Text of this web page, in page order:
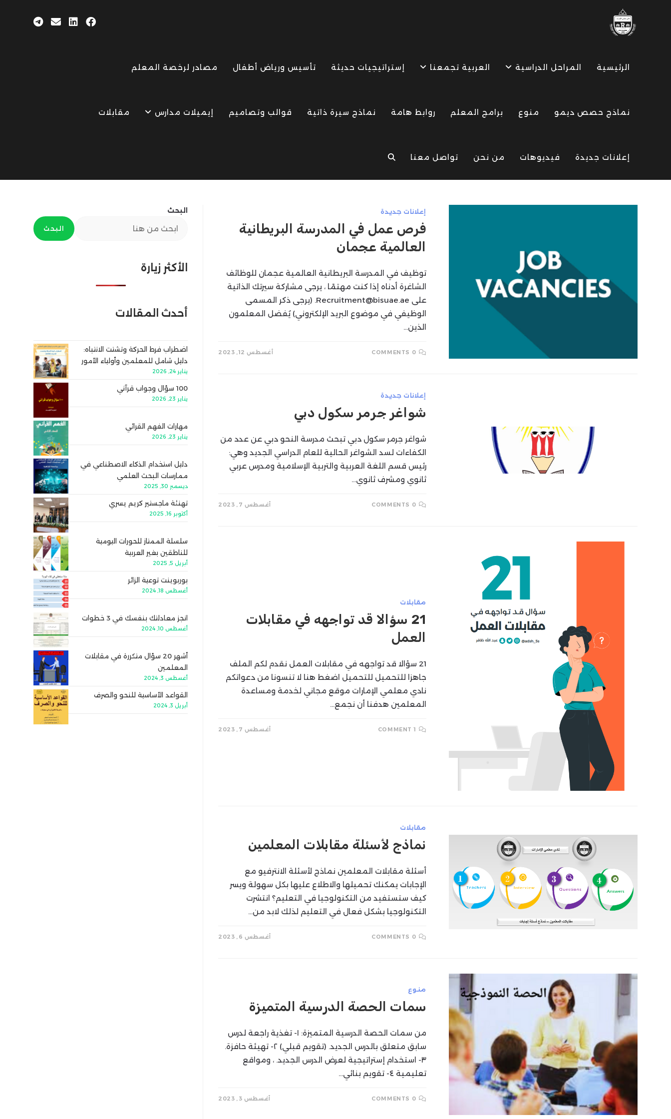
الرئيسية المراحل الدراسية العربية تجمعنا إستراتيجيات حديثة تأسيس ورياض أطفال مصادر لرخصة المعلم
نماذج حصص ديمو منوع برامج المعلم روابط هامة نماذج سيرة ذاتية قوالب وتصاميم إيميلات مدارس مقابلات
إعلانات جديدة فيديوهات من نحن تواصل معنا TOGGLE
SEARCH
إعلانات جديدة
فرص عمل في المدرسة البريطانية
العالمية عجمان
توظيف في المدرسة البريطانية العالمية عجمان للوظائف
الشاغرة أدناه إذا كنت مهتمًا ، يرجى مشاركة سيرتك الذاتية
على Recruitment@bisuae.ae. (يرجى ذكر المسمى
الوظيفي في موضوع البريد الإلكتروني) يُفضل المعلمون
الذين…
0 COMMENTS أغسطس 12, 2023
إعلانات جديدة
شواغر جرمر سكول دبي
شواغر جرمر سكول دبي تبحث مدرسة النحو دبي عن عدد من
الكفاءات لسد الشواغر الحالية للعام الدراسي الجديد وهي:
رئيس قسم اللغة العربية والتربية الإسلامية ومدرس عربي
ثانوي ومشرف ثانوي…
0 COMMENTS أغسطس 7, 2023
مقابلات
21 سؤالا قد تواجهه في مقابلات
العمل
21 سؤالا قد تواجهه في مقابلات العمل نقدم لكم الملف
جاهزا للتحميل للتحميل اضغط هنا لا تنسونا من دعواتكم
نادي معلمي الإمارات موقع مجاني لخدمة ومساعدة
المعلمين هدفنا أن نجمع…
1 COMMENT أغسطس 7, 2023
مقابلات
نماذج لأسئلة مقابلات المعلمين
أسئلة مقابلات المعلمين نماذج لأسئلة الانترفيو مع
الإجابات يمكنك تحميلها والاطلاع عليها بكل سهولة ويسر
كيف ستستفيد من التكنولوجيا في التعليم؟ انتشرت
التكنولوجيا بشكل فعال في التعليم لذلك لابد من…
0 COMMENTS أغسطس 6, 2023
منوع
سمات الحصة الدرسية المتميزة
من سمات الحصة الدرسية المتميزة: ١- تغذية راجعة لدرس
سابق متعلق بالدرس الجديد. (تقويم قبلي) ٢- تهيئة حافزة.
٣- استخدام إستراتيجية لعرض الدرس الجديد. ، ومواقع
تعليمية ٤- تقويم بنائي…
0 COMMENTS أغسطس 3, 2023
البحث
البحث
الأكثر زيارة
أحدث المقالات
اضطراب فرط الحركة وتشتت الانتباه:
دليل شامل للمعلمين وأولياء الأمور
يناير 24, 2026
100 سؤال وجواب قرآني
يناير 23, 2026
مهارات الفهم القرائي
يناير 23, 2026
دليل استخدام الذكاء الاصطناعي في
ممارسات البحث العلمي
ديسمبر 30, 2025
تهنئة ماجستير كريم يسري
أكتوبر 16, 2025
سلسلة الممتاز للحورات اليومية
للناطقين بغير العربية
أبريل 5, 2025
بوربوينت توعية الزائر
أغسطس 18, 2024
انجز معادلتك بنفسك في 3 خطوات
أغسطس 10, 2024
أشهر 20 سؤال متكررة في مقابلات
المعلمين
أغسطس 3, 2024
القواعد الأساسية للنحو والصرف
أبريل 3, 2024